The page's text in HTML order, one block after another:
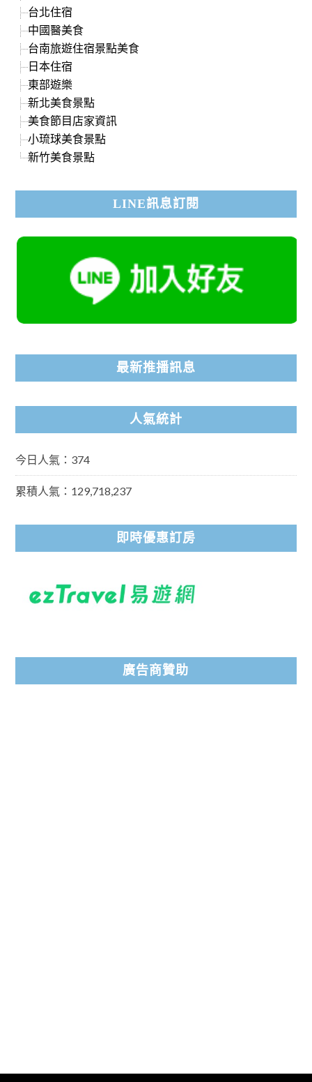
台北住宿
中國醫美食
台南旅遊住宿景點美食
日本住宿
東部遊樂
新北美食景點
美食節目店家資訊
小琉球美食景點
新竹美食景點
LINE訊息訂閱
最新推播訊息
人氣統計
今日人氣：374
累積人氣：129,718,237
即時優惠訂房
廣告商贊助